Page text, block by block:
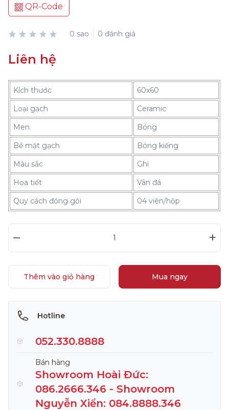
QR-Code
0 sao 0 đánh giá
Liên hệ
Kích thước
60x60
Loại gạch
Ceramic
Men
Bóng
Bề mặt gạch
Bóng kiếng
Màu sắc
Ghi
Họa tiết
Vân đá
Quy cách đóng gói
04 viên/hộp
– +
Thêm vào giỏ hàng Mua ngay
Hotline
052.330.8888
Bán hàng
Showroom Hoài Đức:
086.2666.346 - Showroom
Nguyễn Xiển: 084.8888.346